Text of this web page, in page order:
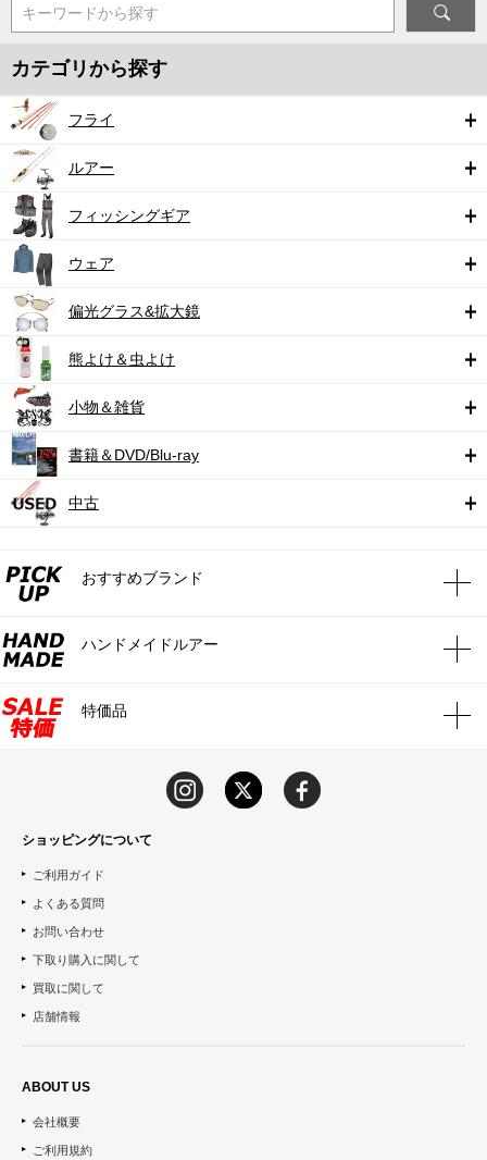
キーワードから探す
カテゴリから探す
フライ
ルアー
フィッシングギア
ウェア
偏光グラス&拡大鏡
熊よけ＆虫よけ
小物＆雑貨
書籍＆DVD/Blu-ray
中古
おすすめブランド
ハンドメイドルアー
特価品
ショッピングについて
ご利用ガイド
よくある質問
お問い合わせ
下取り購入に関して
買取に関して
店舗情報
ABOUT US
会社概要
ご利用規約